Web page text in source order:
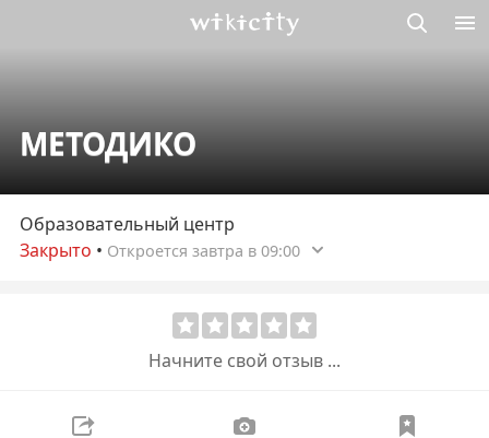
МЕТОДИКО
Образовательный центр
Закрыто • Откроется завтра в 09:00
Начните свой отзыв ...